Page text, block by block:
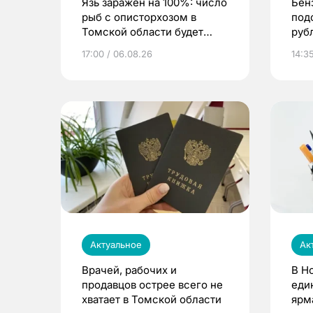
рыб с описторхозом в
Томской области будет
17:00 / 06.08.26
Актуальное
Врачей, рабочих и
продавцов острее всего не
хватает в Томской области
В